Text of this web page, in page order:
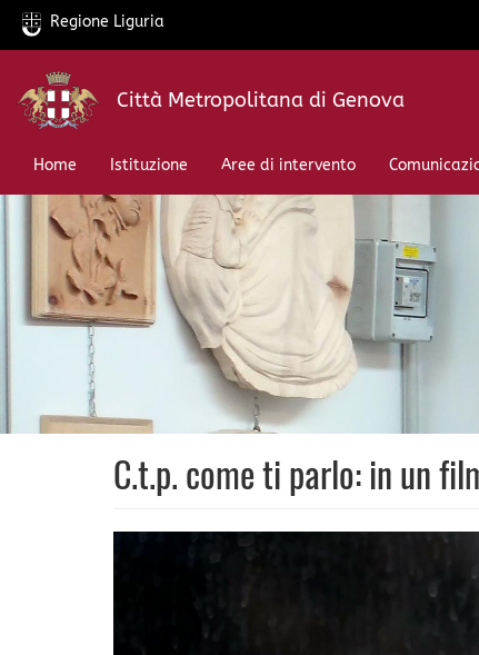
Salta
contenuto
Regione Liguria
Città Metropolitana di Genova
Home
Istituzione Aree di intervento
C.t.p. come ti parlo: in un